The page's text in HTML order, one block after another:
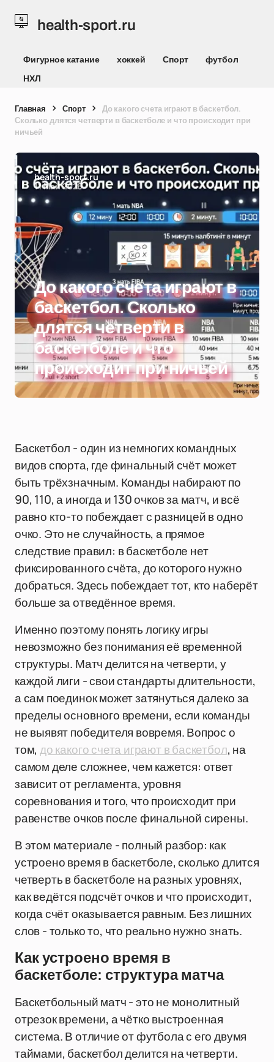
health-sport.ru
Фигурное катание хоккей Спорт
футбол
НХЛ
Главная Спорт
До какого счета играют в баскетбол.
Сколько длятся четверти в баскетболе и что происходит при
ничьей
health-sport.ru
11 Май 2026
До какого счета играют в
баскетбол. Сколько
длятся четверти в
баскетболе и что
происходит при ничьей
Баскетбол - один из немногих командных
видов спорта, где финальный счёт может
быть трёхзначным. Команды набирают по
90, 110, а иногда и 130 очков за матч, и всё
равно кто-то побеждает с разницей в одно
очко. Это не случайность, а прямое
следствие правил: в баскетболе нет
фиксированного счёта, до которого нужно
добраться. Здесь побеждает тот, кто наберёт
больше за отведённое время.
Именно поэтому понять логику игры
невозможно без понимания её временной
структуры. Матч делится на четверти, у
каждой лиги - свои стандарты длительности,
а сам поединок может затянуться далеко за
пределы основного времени, если команды
не выявят победителя вовремя. Вопрос о
том,до какого счета играют в баскетбол, на
самом деле сложнее, чем кажется: ответ
зависит от регламента, уровня
соревнования и того, что происходит при
равенстве очков после финальной сирены.
В этом материале - полный разбор: как
устроено время в баскетболе, сколько длится
четверть в баскетболе на разных уровнях,
как ведётся подсчёт очков и что происходит,
когда счёт оказывается равным. Без лишних
слов - только то, что реально нужно знать.
Как устроено время в
баскетболе: структура матча
Баскетбольный матч - это не монолитный
отрезок времени, а чётко выстроенная
система. В отличие от футбола с его двумя
таймами, баскетбол делится на четверти.